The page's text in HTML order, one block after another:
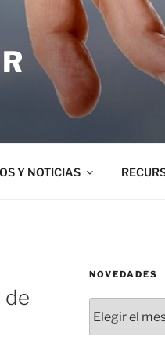
Y NOTICIAS
de
NOVEDADES